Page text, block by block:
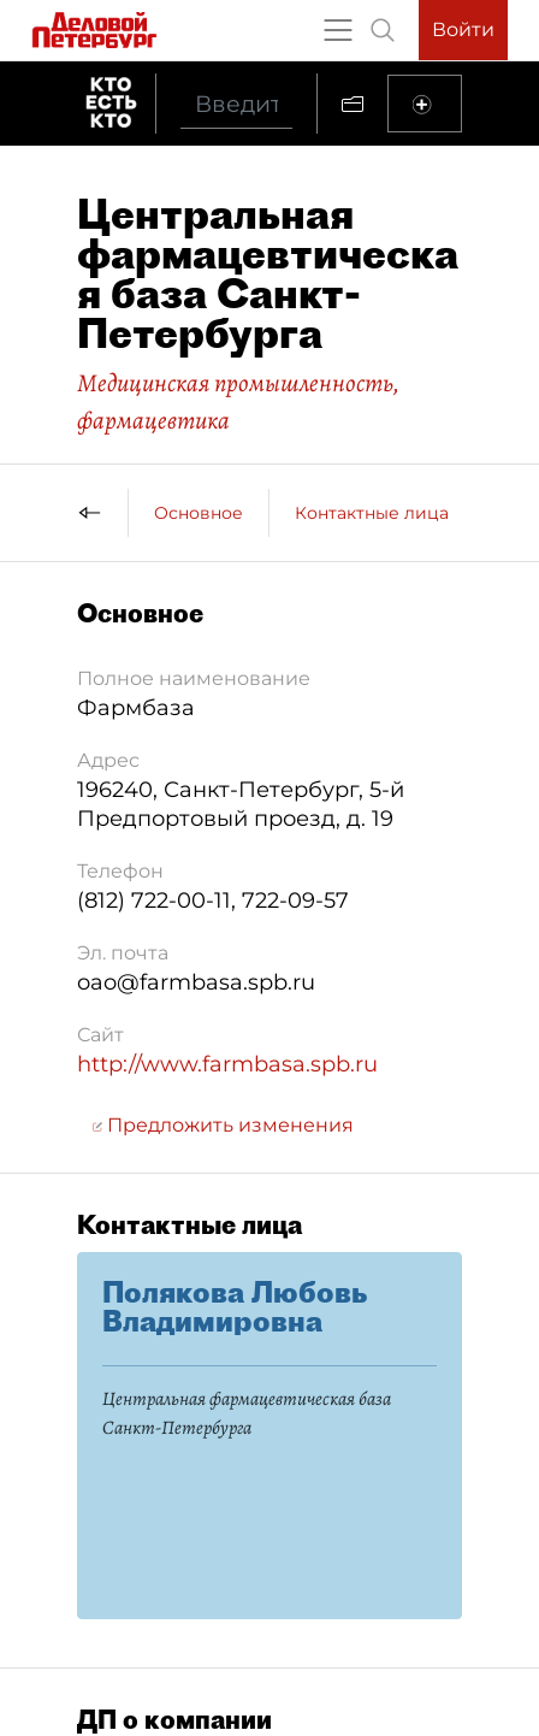
Войти
Центральная
фармацевтическа
я база Санкт-
Петербурга
Медицинская промышленность,
фармацевтика
Основное Контактные лица
Основное
Полное наименование
Фармбаза
Адрес
196240, Санкт-Петербург, 5-й
Предпортовый проезд, д. 19
Телефон
(812) 722-00-11, 722-09-57
Эл. почта
oao@farmbasa.spb.ru
Сайт
http://www.farmbasa.spb.ru
Предложить изменения
Контактные лица
Полякова Любовь
Владимировна
Центральная фармацевтическая база
Санкт-Петербурга
ДП о компании